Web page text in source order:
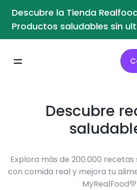
Descubre la Tienda
Productos saludables sin
Descubre
Explora más de 200.000 recetas
con comida real y mejora tu
MyRealFood💚